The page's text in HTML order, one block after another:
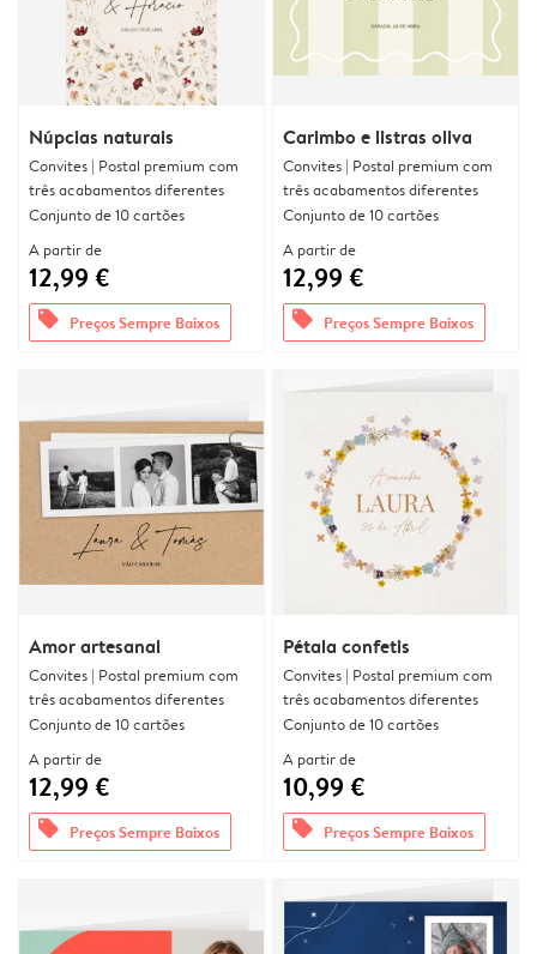
Núpcias naturais
Convites | Postal premium com
três acabamentos diferentes
Conjunto de 10 cartões
A partir de
12,99 €
offers Preços Sempre Baixos
Carimbo e listras oliva
Convites | Postal premium com
três acabamentos diferentes
Conjunto de 10 cartões
A partir de
12,99 €
offers Preços Sempre Baixos
Amor artesanal
Convites | Postal premium com
três acabamentos diferentes
Conjunto de 10 cartões
A partir de
12,99 €
offers Preços Sempre Baixos
Pétala confetis
Convites | Postal premium com
três acabamentos diferentes
Conjunto de 10 cartões
A partir de
10,99 €
offers Preços Sempre Baixos